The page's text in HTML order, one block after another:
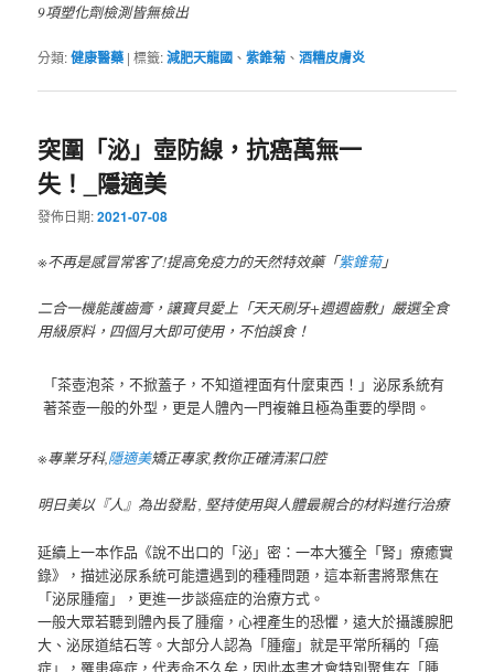
9項塑化劑檢測皆無檢出
分類:健康醫藥 |標籤:減肥天龍國 、紫錐菊 、酒糟皮膚炎
突圍「泌」壺防線，抗癌萬無一
失！_隱適美
發佈日期:2021-07-08
※不再是感冒常客了!提高免疫力的天然特效藥「紫錐菊」
二合一機能護齒膏，讓寶貝愛上「天天刷牙+週週齒敷」嚴選全食
用級原料，四個月大即可使用，不怕誤食！
「茶壺泡茶，不掀蓋子，不知道裡面有什麼東西！」泌尿系統有
著茶壺一般的外型，更是人體內一門複雜且極為重要的學問。
※專業牙科,隱適美矯正專家,教你正確清潔口腔
明日美以『人』為出發點 , 堅持使用與人體最親合的材料進行治療
延續上一本作品《說不出口的「泌」密：一本大獲全「腎」療癒實
錄》，描述泌尿系統可能遭遇到的種種問題，這本新書將聚焦在
「泌尿腫瘤」，更進一步談癌症的治療方式。
一般大眾若聽到體內長了腫瘤，心裡產生的恐懼，遠大於攝護腺肥
大、泌尿道結石等。大部分人認為「腫瘤」就是平常所稱的「癌
症」，罹患癌症，代表命不久矣，因此本書才會特別聚焦在「腫